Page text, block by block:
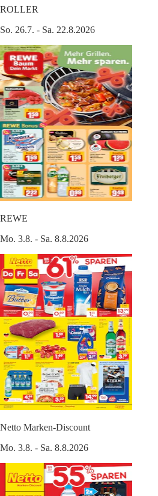
ROLLER
So. 26.7. - Sa. 22.8.2026
REWE
Mo. 3.8. - Sa. 8.8.2026
Netto Marken-Discount
Mo. 3.8. - Sa. 8.8.2026